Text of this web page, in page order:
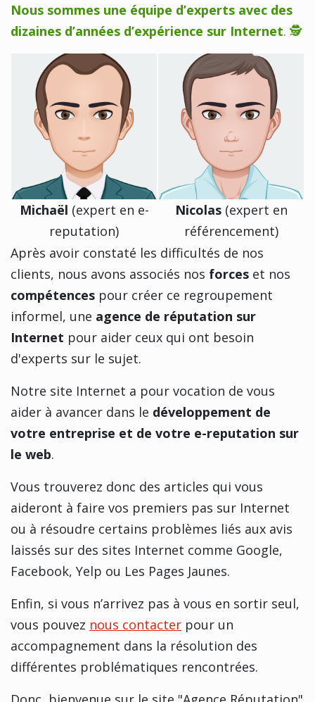
Nous sommes une équipe d’experts avec des
dizaines d’années d’expérience sur Internet. 🕵️‍
Michaël (expert en e-
reputation)
Nicolas(expert en
référencement)
Après avoir constaté les difficultés de nos
clients, nous avons associés nos forces et nos
compétences pour créer ce regroupement
informel, une agence de réputation sur
Internet pour aider ceux qui ont besoin
d'experts sur le sujet.
Notre site Internet a pour vocation de vous
aider à avancer dans le développement de
votre entreprise et de votre e-reputation sur
le web.
Vous trouverez donc des articles qui vous
aideront à faire vos premiers pas sur Internet
ou à résoudre certains problèmes liés aux avis
laissés sur des sites Internet comme Google,
Facebook, Yelp ou Les Pages Jaunes.
Enfin, si vous n’arrivez pas à vous en sortir seul,
vous pouvez nous contacter pour un
accompagnement dans la résolution des
différentes problématiques rencontrées.